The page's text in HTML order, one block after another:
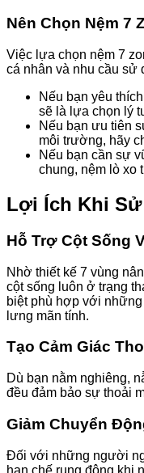
Nên Chọn Nệm 7
Việc lựa chọn nệm 7
cá nhân và nhu cầu sử
Nếu bạn yêu
sẽ là lựa chọn lý
Nếu bạn ưu tiên
môi trường, hãy
Nếu bạn cần sự
chung, nệm lò xo
Lợi Ích Khi Sử
Hỗ Trợ Cột Sống
Nhờ thiết kế 7 vùng
cột sống luôn ở trạng
biệt phù hợp với
lưng mãn tính.
Tạo Cảm Giác
Dù bạn nằm nghiêng,
đều đảm bảo sự thoải
Giảm Chuyển
Đối với những người
hạn chế rung động khi